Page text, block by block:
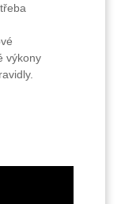
výkony